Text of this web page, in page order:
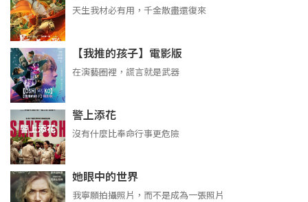
天生我材必有用，千金散盡還復來
【我推的孩子】電影版
在演藝圈裡，謊言就是武器
警上添花
沒有什麼比奉命行事更危險
她眼中的世界
我寧願拍攝照片，而不是成為一張照片